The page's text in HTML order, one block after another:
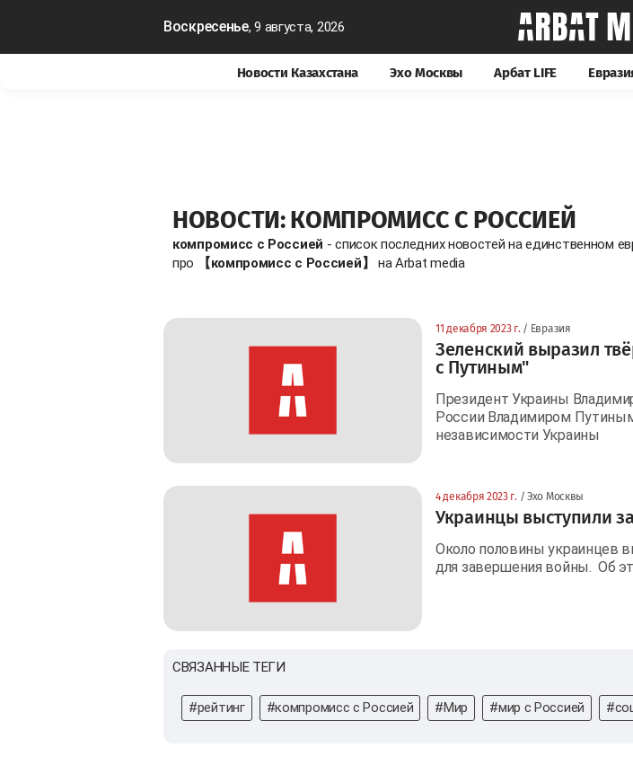
Воскресенье, 9 августа, 2026
Новости Казахстана Эхо Москвы Арбат LIFE
НОВОСТИ: КОМПРОМИСС С РОССИЕЙ
компромисс с Россией - список последних новостей на единственном
про
【компромисс с Россией】 на Arbat media
11 декабря 2023 г. / Евразия
Зеленский выразил
с Путиным"
Президент Украины
России Владимиром
независимости Украины
4 декабря 2023 г. / Эхо Москвы
Украинцы выступили
Около половины украинцев
для завершения войны. Об
СВЯЗАННЫЕ ТЕГИ
#рейтинг #компромисс с Россией #Мир #мир с Россией